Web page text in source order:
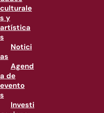
culturale
s y
artística
s
Notici
as
Agend
a de
evento
s
Investi